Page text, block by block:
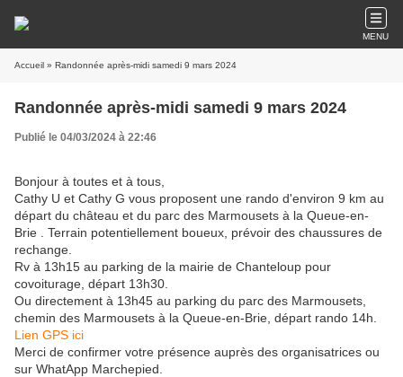
MENU
Accueil » Randonnée après-midi samedi 9 mars 2024
Randonnée après-midi samedi 9 mars 2024
Publié le 04/03/2024 à 22:46
Bonjour à toutes et à tous,
Cathy U et Cathy G vous proposent une rando d'environ 9 km au
départ du château et du parc des Marmousets à la Queue-en-
Brie . Terrain potentiellement boueux, prévoir des chaussures de
rechange.
Rv à 13h15 au parking de la mairie de Chanteloup pour
covoiturage, départ 13h30.
Ou directement à 13h45 au parking du parc des Marmousets,
chemin des Marmousets à la Queue-en-Brie, départ rando 14h.
Lien GPS ici
Merci de confirmer votre présence auprès des organisatrices ou
sur WhatApp Marchepied.